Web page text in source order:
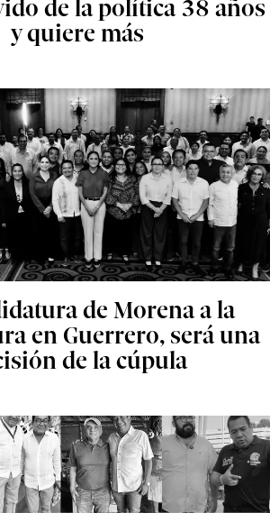
de la política 38 años
y quiere más
de Morena a la
en Guerrero, será una
de la cúpula